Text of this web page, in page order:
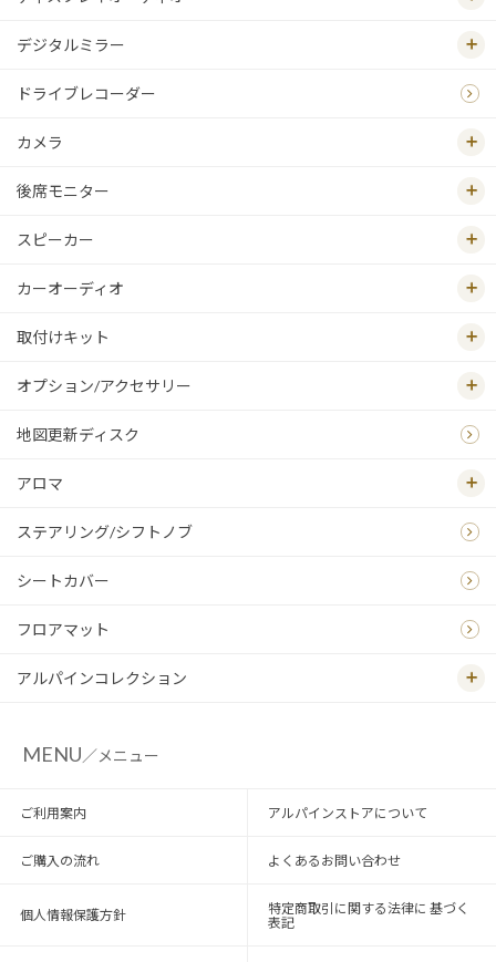
デジタルミラー
ドライブレコーダー
カメラ
後席モニター
スピーカー
カーオーディオ
取付けキット
オプション/アクセサリー
地図更新ディスク
アロマ
ステアリング/シフトノブ
シートカバー
フロアマット
アルパインコレクション
MENU／メニュー
ご利用案内 アルパインストアについて
ご購入の流れ よくあるお問い合わせ
個人情報保護方針
特定商取引に関する法律に 基づく
表記